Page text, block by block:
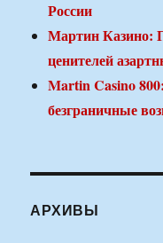
России
Мартин Казино:
ценителей
Martin Casino
безграничные
АРХИВЫ